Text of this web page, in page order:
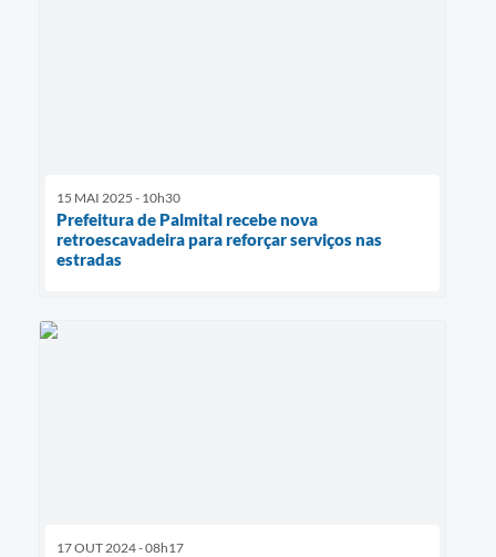
15 MAI 2025 - 10h30
Prefeitura de Palmital recebe nova
retroescavadeira para reforçar serviços nas
estradas
17 OUT 2024 - 08h17